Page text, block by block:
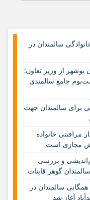
سالمندان در
بوشهر از وزیر تعاون؛
جامع سالمندی
برای سالمندان جهت
خانواده
مجازی است
و بررسی
گوهر قاینات
سالمندان در
آغاز شد